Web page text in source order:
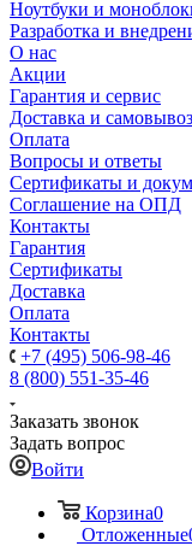
Ноутбуки и
Разработка и
О нас
Акции
Гарантия и сервис
Доставка и самовывоз
Оплата
Вопросы и ответы
Сертификаты и
Соглашение на ОПД
Контакты
Гарантия
Сертификаты
Доставка
Оплата
Контакты
+7 (495) 506-98-46
8 (800) 551-35-46
Заказать звонок
Задать вопрос
Войти
Корзина0
Отложенные